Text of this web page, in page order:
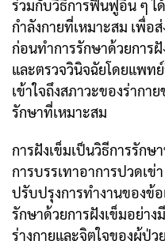
ร่วมกับวิธีการฟื้นฟูอื่น ๆ ไ
กำลังกายที่เหมาะสม เพื่อ
ก่อนทำการรักษาด้วยการ
และตรวจวินิจฉัยโดยแพท
เข้าใจถึงสภาวะของร่ากา
รักษาที่เหมาะสม
การฝังเข็มเป็นวิธีการรัก
การบรรเทาอาการปวดเข่
ปรับปรุงการทำงานของข้
รักษาด้วยการฝังเข็มอย่า
ร่างกายและจิตใจของผู้ป่